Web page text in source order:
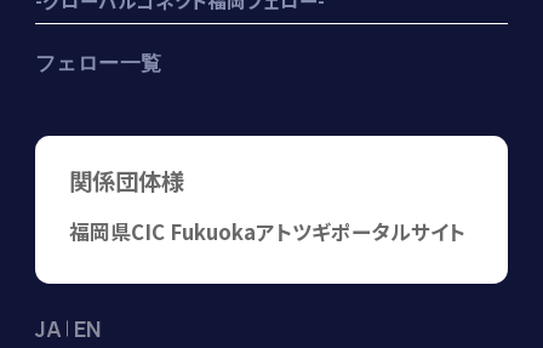
フェロー一覧
関係団体様
福岡県CIC Fukuokaアトツギポータルサイト
JA EN